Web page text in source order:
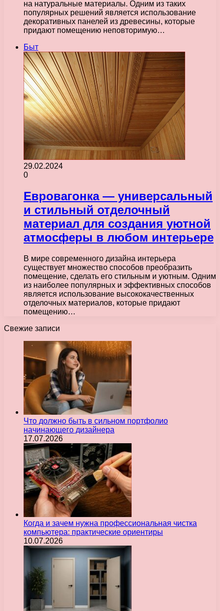
на натуральные материалы. Одним из таких
популярных решений является использование
декоративных панелей из древесины, которые
придают помещению неповторимую…
Быт
29.02.2024
0
Евровагонка — универсальный
и стильный отделочный
материал для создания уютной
атмосферы в любом интерьере
В мире современного дизайна интерьера
существует множество способов преобразить
помещение, сделать его стильным и уютным. Одним
из наиболее популярных и эффективных способов
является использование высококачественных
отделочных материалов, которые придают
помещению…
Свежие записи
Что должно быть в сильном портфолио
начинающего дизайнера
17.07.2026
Когда и зачем нужна профессиональная чистка
компьютера: практические ориентиры
10.07.2026